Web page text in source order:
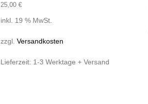
25,00 €
inkl. 19 % MwSt.
zzgl. Versandkosten
Lieferzeit: 1-3 Werktage + Versand